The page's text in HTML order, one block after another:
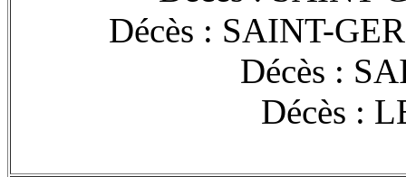
Décès : SAINT-
Décès :
Décès :